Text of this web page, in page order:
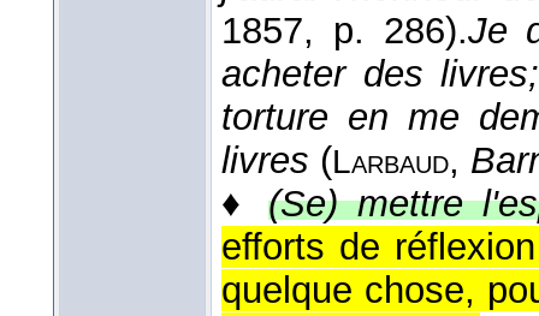
1857, p. 286).Je
acheter des
torture en me
livres (Larbaud,
♦ (Se) mettre
efforts de
quelque chose,